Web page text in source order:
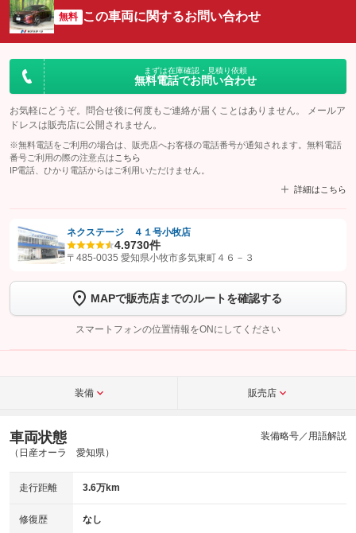
無料 この車両に関するお問い合わせ
まずは在庫確認・見積り依頼
無料電話でお問い合わせ
お気軽にどうぞ。問合せ後に何度もご連絡が届くことはありません。 メールア
ドレスは販売店に公開されません。
※無料電話をご利用の場合は、販売店へお客様の電話番号が通知されます。無料電話
番号ご利用の際の注意点は こちら
IP電話、ひかり電話からはご利用いただけません。
詳細はこちら
【STEP1】認証画面でグーネットを友だち追加してから「許可する」ボタンを押
トーク画面で
ボタンをタップして問い合わせを
完了してください。
こちら
ネクステージ ４１号小牧店
4.9730件
〒485-0035 愛知県小牧市多気東町４６－３
MAPで販売店までのルートを確認する
スマートフォンの位置情報をONにしてください
装備 販売店
車両状態
（日産オーラ 愛知県）
装備略号／用語解説
走行距離 3.6万km
修復歴 なし